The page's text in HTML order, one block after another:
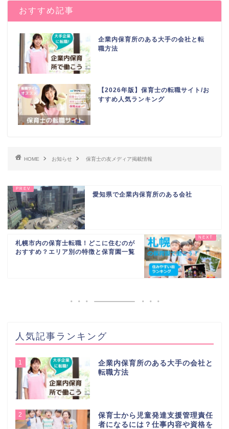
おすすめ記事
企業内保育所のある大手の会社と転
職方法
【2026年版】保育士の転職サイト/お
すすめ人気ランキング
HOME お知らせ 保育士の友メディア掲載情報
愛知県で企業内保育所のある会社
札幌市内の保育士転職！どこに住むのが
おすすめ？エリア別の特徴と保育園一覧
人気記事ランキング
1
企業内保育所のある大手の会社と
転職方法
2
保育士から児童発達支援管理責任
者になるには？仕事内容や資格を